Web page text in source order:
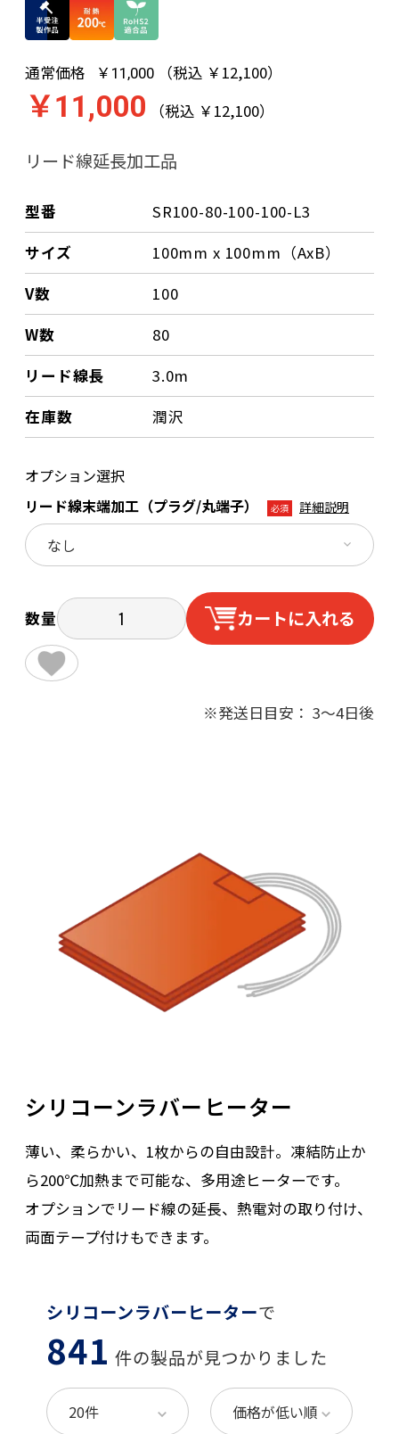
通常価格 ￥11,000 （税込 ￥12,100）
￥11,000 （税込 ￥12,100）
リード線延長加工品
型番
SR100-80-100-100-L3
サイズ
100mm x 100mm（AxB）
V数
100
W数
80
リード線長
3.0m
在庫数
潤沢
オプション選択
リード線末端加工（プラグ/丸端子）
必須 詳細説明
数量 カートに入れる
※発送日目安： 3～4日後
シリコーンラバーヒーター
薄い、柔らかい、1枚からの自由設計。凍結防止か
ら200℃加熱まで可能な、多用途ヒーターです。
オプションでリード線の延長、熱電対の取り付け、
両面テープ付けもできます。
シリコーンラバーヒーターで
841 件の製品が見つかりました